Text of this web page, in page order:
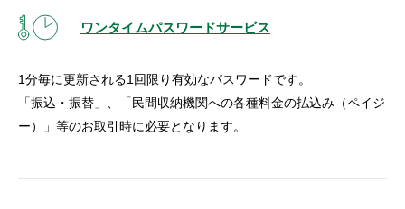
ワンタイムパスワードサービス
1分毎に更新される1回限り有効なパスワードです。
「振込・振替」、「民間収納機関への各種料金の払込み（ペイジ
ー）」等のお取引時に必要となります。